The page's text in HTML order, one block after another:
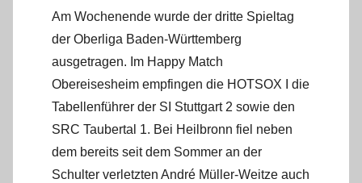
m
i
Am Wochenende wurde der dritte Spieltag
der Oberliga Baden-Württemberg
ausgetragen. Im Happy Match
Obereisesheim empfingen die HOTSOX I die
Tabellenführer der SI Stuttgart 2 sowie den
SRC Taubertal 1. Bei Heilbronn fiel neben
dem bereits seit dem Sommer an der
Schulter verletzten André Müller-Weitze auch